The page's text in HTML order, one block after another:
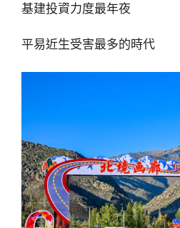
基建投資力度最年夜
平易近生受害最多的時代